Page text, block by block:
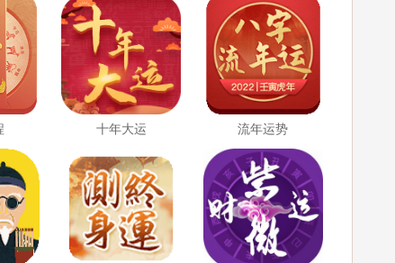
十年大运 流年运势